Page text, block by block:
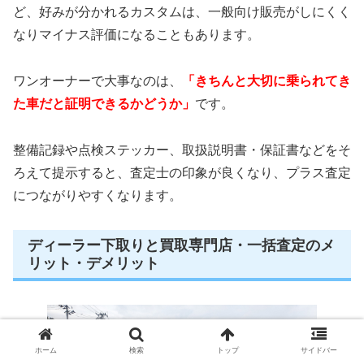
ど、好みが分かれるカスタムは、一般向け販売がしにくく
なりマイナス評価になることもあります。
ワンオーナーで大事なのは、
「きちんと大切に乗られてき
た車だと証明できるかどうか」 です。
整備記録や点検ステッカー、取扱説明書・保証書などをそ
ろえて提示すると、査定士の印象が良くなり、プラス査定
につながりやすくなります。
ディーラー下取りと買取専門店・一括査定のメ
リット・デメリット
ホーム 検索 トップ サイドバー